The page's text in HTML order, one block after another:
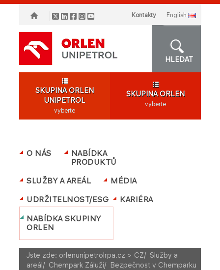
Kontakty english
HLEDAT
SKUPINA ORLEN
UNIPETROL
vyberte
SKUPINA ORLEN
vyberte
O NÁS
NABÍDKA
PRODUKTŮ
SLUŽBY A AREÁL
MÉDIA
UDRŽITELNOST/ESG
KARIÉRA
NABÍDKA SKUPINY
ORLEN
Jste zde: orlenunipetrolrpa.cz > CZ/ Služby a
areál/ Chempark Záluží/ Bezpečnost v Chemparku